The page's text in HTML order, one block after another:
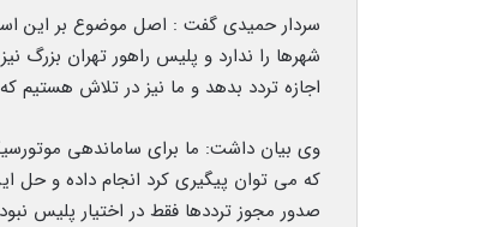
سردار حمیدی گفت : اصل موضوع بر این
شهرها را ندارد و پلیس راهور تهران بزرگ
اجازه تردد بدهد و ما نیز در تلاش
وی بیان داشت: ما برای ساماندهی
که می توان پیگیری کرد انجام داده و
صدور مجوز ترددها فقط در اختیار پلیس